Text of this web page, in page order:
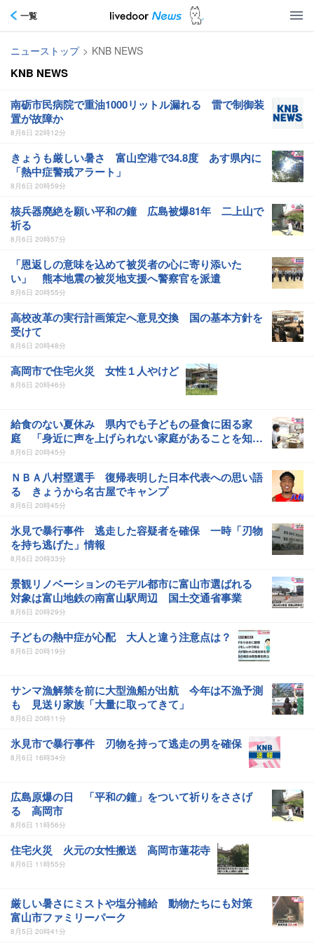
一覧
ニューストップ > KNB NEWS
KNB NEWS
南砺市民病院で重油1000リットル漏れる 雷で制御装
置が故障か
8月6日 22時12分
きょうも厳しい暑さ 富山空港で34.8度 あす県内に
「熱中症警戒アラート」
8月6日 20時59分
核兵器廃絶を願い平和の鐘 広島被爆81年 二上山で
祈る
8月6日 20時57分
「恩返しの意味を込めて被災者の心に寄り添いた
い」 熊本地震の被災地支援へ警察官を派遣
8月6日 20時55分
高校改革の実行計画策定へ意見交換 国の基本方針を
受けて
8月6日 20時48分
高岡市で住宅火災 女性１人やけど
8月6日 20時46分
給食のない夏休み 県内でも子どもの昼食に困る家
庭 「身近に声を上げられない家庭があることを知っ
て」
8月6日 20時45分
ＮＢＡ八村塁選手 復帰表明した日本代表への思い語
る きょうから名古屋でキャンプ
8月6日 20時45分
氷見で暴行事件 逃走した容疑者を確保 一時「刃物
を持ち逃げた」情報
8月6日 20時33分
景観リノベーションのモデル都市に富山市選ばれる
対象は富山地鉄の南富山駅周辺 国土交通省事業
8月6日 20時29分
子どもの熱中症が心配 大人と違う注意点は？
8月6日 20時19分
サンマ漁解禁を前に大型漁船が出航 今年は不漁予測
も 見送り家族「大量に取ってきて」
8月6日 20時11分
氷見市で暴行事件 刃物を持って逃走の男を確保
8月6日 16時34分
広島原爆の日 「平和の鐘」をついて祈りをささげ
る 高岡市
8月6日 11時56分
住宅火災 火元の女性搬送 高岡市蓮花寺
8月6日 11時55分
厳しい暑さにミストや塩分補給 動物たちにも対策
富山市ファミリーパーク
8月5日 20時41分